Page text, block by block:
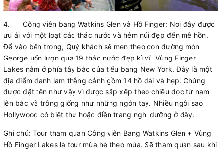
4. Công viên bang Watkins Glen và Hồ Finger: Nơi đây được
ưu ái với một loạt các thác nước và hẻm núi đẹp đến mê hồn.
Để vào bên trong, Quý khách sẽ men theo con đường mòn
George uốn lượn qua 19 thác nước đẹp kì vĩ. Vùng Finger
Lakes nằm ở phía tây bắc của tiểu bang New York. Đây là một
địa điểm danh lam thắng cảnh gồm 14 hồ dài và hẹp. Chúng
được đặt tên như vậy vì được sắp xếp theo chiều dọc từ nam
lên bắc và trông giống như những ngón tay. Nhiều ngôi sao
Hollywood có biệt thự hoặc điền trang nghỉ dưỡng ở đây.
Ghi chú: Tour tham quan Công viên Bang Watkins Glen + Vùng
Hồ Finger Lakes là tour mùa hè theo mùa. Sẽ tham quan sau khi